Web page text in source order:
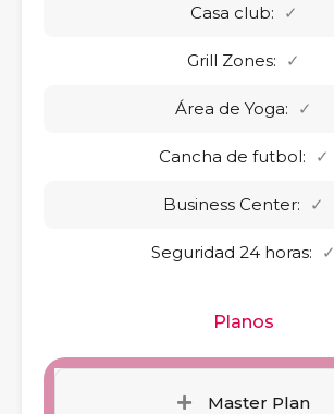
Casa club: ✓
Grill Zones: ✓
Área de Yoga: ✓
Cancha de futbol: ✓
Business Center: ✓
Seguridad 24 horas: ✓
Planos
Master Plan